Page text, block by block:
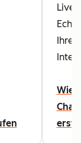
Live-
Ihren
Wie